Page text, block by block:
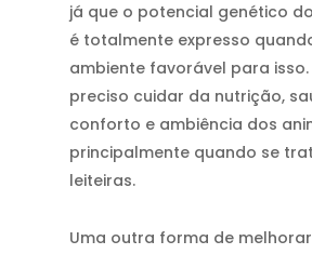
já que o potencial genético
é totalmente expresso
ambiente favorável para isso.
preciso cuidar da nutrição,
conforto e ambiência dos
principalmente quando se
leiteiras.
Uma outra forma de